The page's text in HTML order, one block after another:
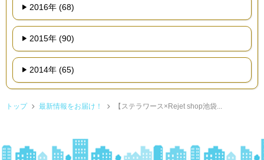
2016年 (68)
2015年 (90)
2014年 (65)
トップ 最新情報をお届け！ 【ステラワース×Rejet shop池袋...